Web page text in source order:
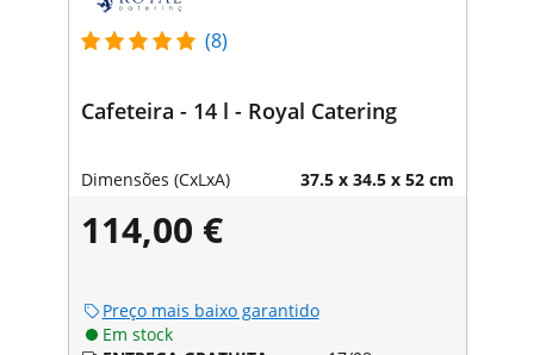
(8)
Cafeteira - 14 l - Royal Catering
Dimensões (CxLxA) 37.5 x 34.5 x 52 cm
114,00 €
Preço mais baixo garantido
Em stock